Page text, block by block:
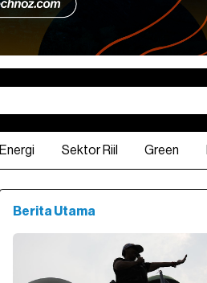
Energi Sektor Riil Green
Berita Utama